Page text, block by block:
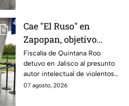
Cae "El Ruso" en
Zapopan, objetivo
prioritario en Playa del
Carmen
Fiscalía de Quintana Roo
detuvo en Jalisco al presunto
autor intelectual de violentos
ataques en fraccionamientos
07 agosto, 2026